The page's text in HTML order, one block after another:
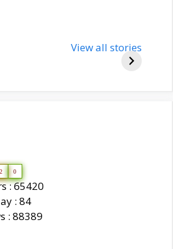
bjp-india-
about
View all stories
2 0
: 65420
: 84
: 88389